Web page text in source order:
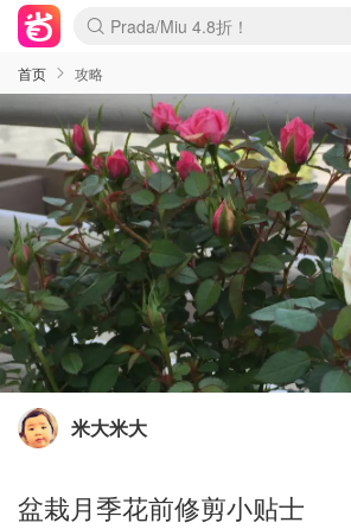
Prada/Miu 4.8折！
首页 攻略
米大米大
盆栽月季花前修剪小贴士